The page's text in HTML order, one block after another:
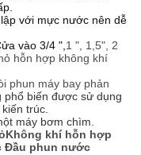
với mực nước nên dễ
vào 3/4 ",1 ", 1,5", 2
hỗn hợp không khí
phun máy bay phản
phổ biến được sử dụng
​​trúc.
máy bơm chìm.
Không khí hỗn hợp
Đầu phun nước